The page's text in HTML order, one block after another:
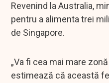
Revenind la Australia,
pentru a alimenta trei
de Singapore.
„Va fi cea mai mare
estimează că această